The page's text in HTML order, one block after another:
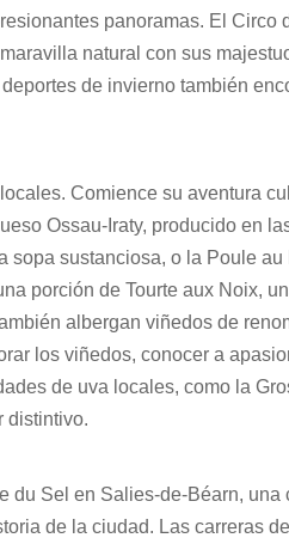
panoramas. El Circo
natural con sus
de invierno también
Comience su aventura
Ossau-Iraty, producido en
sopa sustanciosa, o la Poule
porción de Tourte aux Noix,
albergan viñedos de
los viñedos, conocer a
de uva locales, como la
distintivo.
du Sel en Salies-de-Béarn, una
de la ciudad. Las carreras